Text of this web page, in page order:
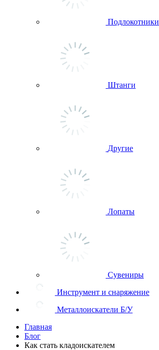
Подлокотники
Штанги
Другие
Лопаты
Сувениры
Инструмент и снаряжение
Металлоискатели Б/У
Главная
Блог
Как стать кладоискателем